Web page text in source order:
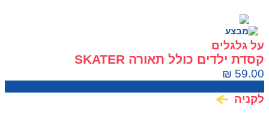
על גלגלים
קסדת ילדים כולל תאורה SKATER
₪ 59.00
לקניה